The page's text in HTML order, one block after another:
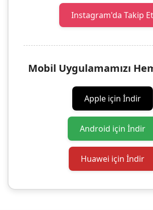
Instagram'da Takip Et
Mobil Uygulamamızı
Apple için İndir
Android için İndir
Huawei için İndir